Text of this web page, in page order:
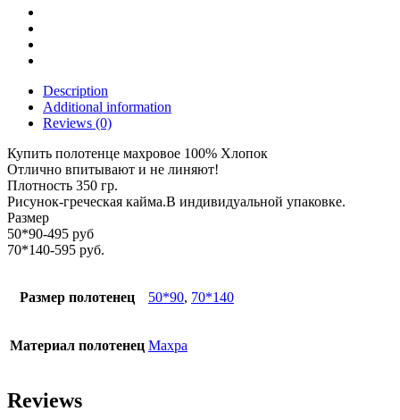
Description
Additional information
Reviews (0)
Купить полотенце махровое 100% Хлопок
Отлично впитывают и не линяют!
Плотность 350 гр.
Рисунок-греческая кайма.В индивидуальной упаковке.
Размер
50*90-495 руб
70*140-595 руб.
Размер полотенец 50*90, 70*140
Материал полотенец Махра
Reviews